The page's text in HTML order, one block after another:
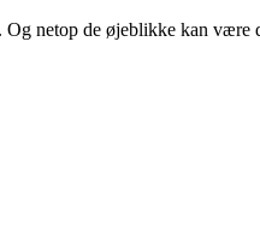
netop de øjeblikke kan være